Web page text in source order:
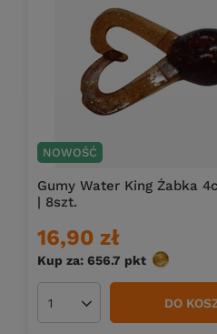
NOWOŚĆ
Gumy Water King Żabka
| 8szt.
16,90 zł
Kup za: 656.7 pkt punktów
Ilość produktów DO